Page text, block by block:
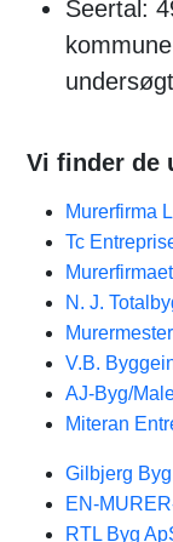
Seertal:
Vi finder de
Murerfirma
Tc
N. J.
V.B.
AJ-Byg/
Miteran
Gilbjerg
EN-
RTL Byg